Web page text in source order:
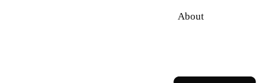
About